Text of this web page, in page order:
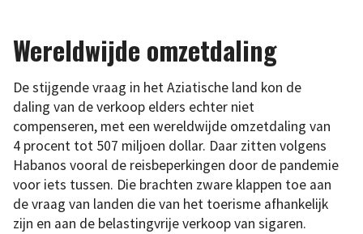
Wereldwijde omzetdaling
De stijgende vraag in het Aziatische land kon de
daling van de verkoop elders echter niet
compenseren, met een wereldwijde omzetdaling van
4 procent tot 507 miljoen dollar. Daar zitten volgens
Habanos vooral de reisbeperkingen door de pandemie
voor iets tussen. Die brachten zware klappen toe aan
de vraag van landen die van het toerisme afhankelijk
zijn en aan de belastingvrije verkoop van sigaren.